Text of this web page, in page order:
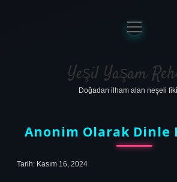
Anasayfa
Gizlilik Politikası
Yasal Uyarı
menüyü
aç
Yeşil Yaşam
Doğadan ilham alan neşeli
Anonim Olarak Dinle
Tarih: Kasım 16, 2024